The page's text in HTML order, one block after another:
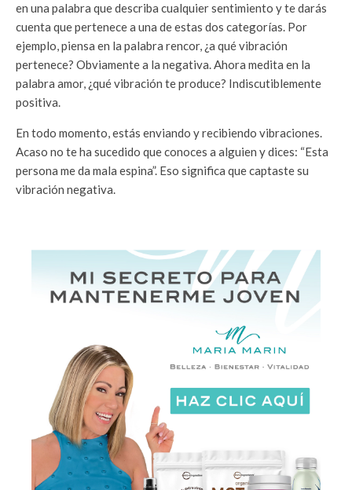
en una palabra que describa cualquier sentimiento y te darás
cuenta que pertenece a una de estas dos categorías. Por
ejemplo, piensa en la palabra rencor, ¿a qué vibración
pertenece? Obviamente a la negativa. Ahora medita en la
palabra amor, ¿qué vibración te produce? Indiscutiblemente
positiva.
En todo momento, estás enviando y recibiendo vibraciones.
Acaso no te ha sucedido que conoces a alguien y dices: “Esta
persona me da mala espina”. Eso significa que captaste su
vibración negativa.